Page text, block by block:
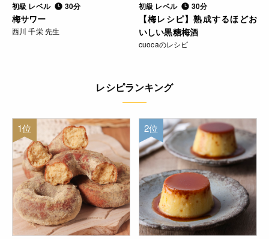
初級 レベル 30分
梅サワー
西川 千栄 先生
初級 レベル 30分
【梅レシピ】熟成するほどお
いしい黒糖梅酒
cuocaのレシピ
レシピランキング
1位 2位